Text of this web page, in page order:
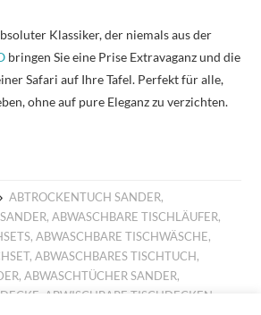
Klassiker, der niemals aus der
bringen Sie eine Prise Extravaganz und die
Safari auf Ihre Tafel. Perfekt für alle,
ohne auf pure Eleganz zu verzichten.
ABTROCKENTUCH SANDER,
,ABWASCHBARE TISCHLÄUFER,
,ABWASCHBARE TISCHWÄSCHE,
,ABWASCHBARES TISCHTUCH,
,ABWASCHTÜCHER SANDER,
ABWISCHBARE TISCHDECKEN